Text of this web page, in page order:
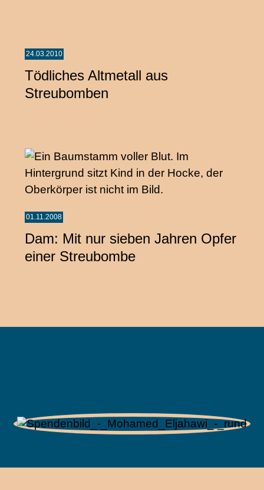
24.03.2010
Tödliches Altmetall aus
Streubomben
01.11.2008
Dam: Mit nur sieben Jahren Opfer
einer Streubombe